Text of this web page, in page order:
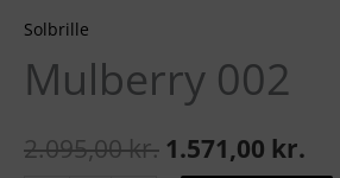
Solbrille
Mulberry 002
2.095,00kr. 1.571,00 kr.